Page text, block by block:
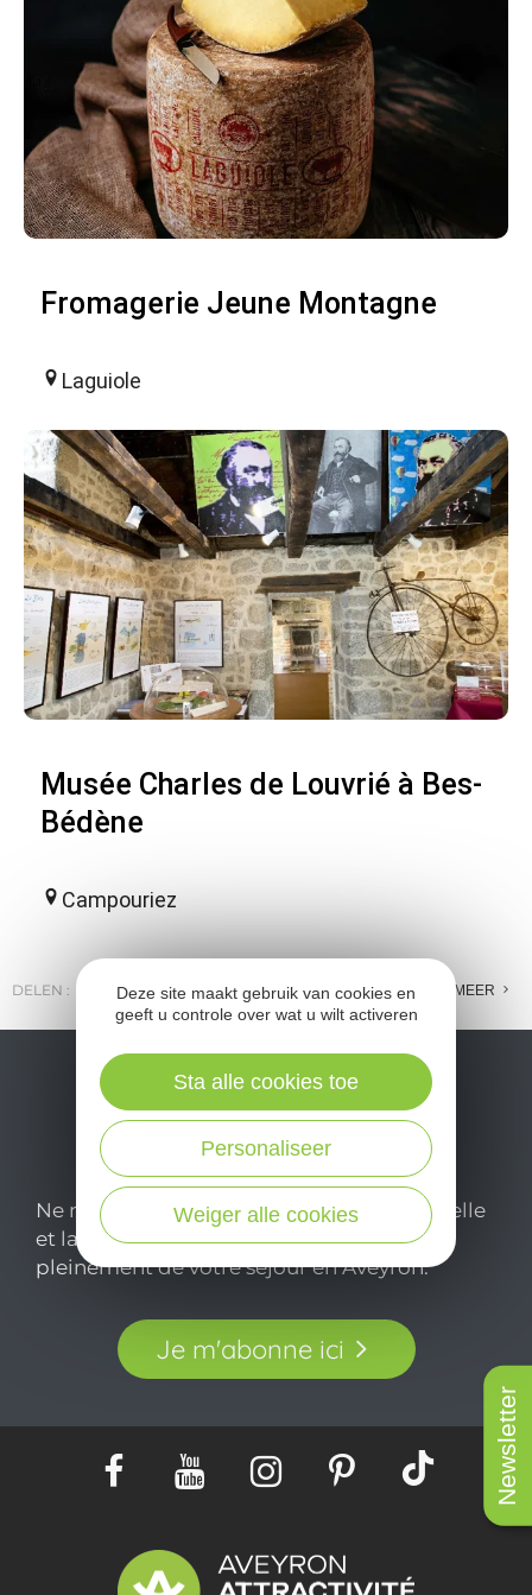
Newsletter
Fromagerie Jeune Montagne
Laguiole
Musée Charles de Louvrié à Bes-
Bédène
Campouriez
DELEN : E-MAIL MESSENGER FACEBOOK MEER
Ne manquez pas notre newsletter mensuelle
et laissez-vous inspirer pour profiter
pleinement de votre séjour en Aveyron.
Je m'abonne ici
Deze site maakt gebruik van cookies en
geeft u controle over wat u wilt activeren
Weiger alle cookies
Personaliseer
Sta alle cookies toe